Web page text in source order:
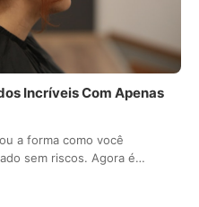
Incríveis Com Apenas
a forma como você
sem riscos. Agora é…